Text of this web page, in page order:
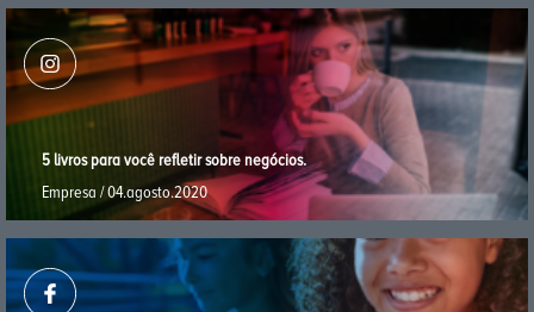
5 livros para você reﬂetir sobre negócios.
Empresa / 04.agosto.2020